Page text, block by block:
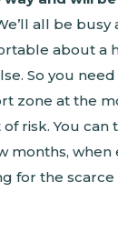
all be busy
about a
So you
zone at the
risk. You can
months, when
for the scarce